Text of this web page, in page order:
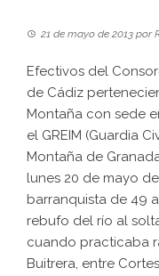
21 de mayo de 2013 por
Efectivos del
de Cádiz
Montaña con sede
el GREIM (Guardia
Montaña de
lunes 20 de mayo
barranquista de 49
rebufo del río al
cuando practicaba
Buitrera, entre